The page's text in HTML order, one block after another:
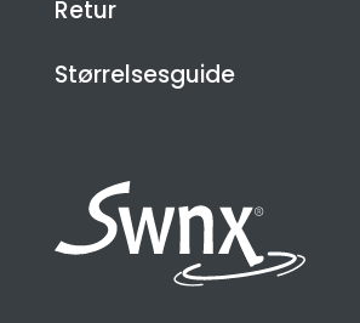
Retur
Størrelsesguide